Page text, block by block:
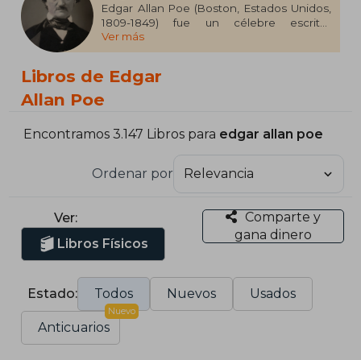
Edgar Allan Poe (Boston, Estados Unidos,
1809-1849) fue un célebre escritor
estadounidense, considerado maestro del
relato corto y renovador de la narrativa
el terror, incluye títulos emblemáticos
como El cuervo (1845), que lo inmortalizó, y
poemas y relatos innovadores que
ciencia ficción. Además de su producción
literaria, Poe destacó como crítico y
teórico, especialmente con su ensayo La
filosofía de la composición (1846). Su
legado sigue vivo y ha inspirado la
literatura, el cine, la música y el arte hasta
nuestros días.
Ver más
Libros de Edgar
Allan Poe
Encontramos 3.147 Libros para edgar allan poe
Ordenar por
Ver:
Libros Físicos
Comparte y
gana dinero
Estado: Todos Nuevos Usados
Anticuarios
Nuevo